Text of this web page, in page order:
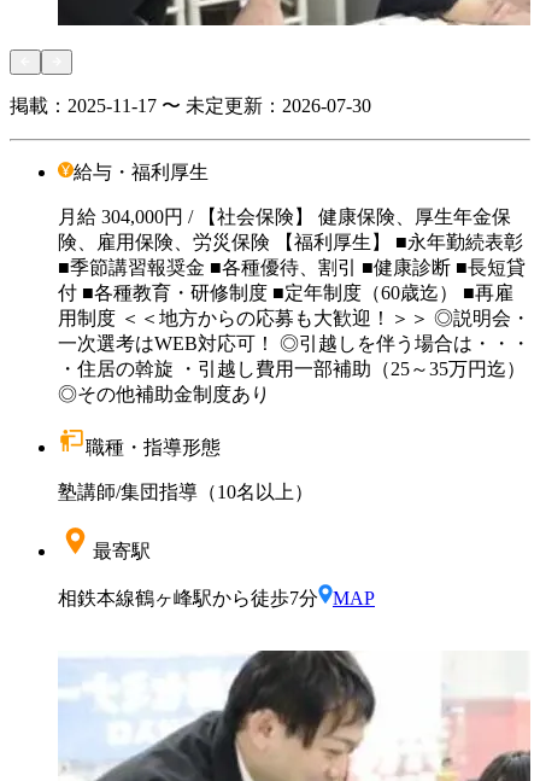
掲載： 2025-11-17 〜 未定更新： 2026-07-30
給与・福利厚生
月給 304,000円 / 【社会保険】 健康保険、厚生年金保
険、雇用保険、労災保険 【福利厚生】 ■永年勤続表彰
■季節講習報奨金 ■各種優待、割引 ■健康診断 ■長短貸
付 ■各種教育・研修制度 ■定年制度（60歳迄） ■再雇
用制度 ＜＜地方からの応募も大歓迎！＞＞ ◎説明会・
一次選考はWEB対応可！ ◎引越しを伴う場合は・・・
・住居の斡旋 ・引越し費用一部補助（25～35万円迄）
◎その他補助金制度あり
職種・指導形態
塾講師/集団指導（10名以上）
最寄駅
相鉄本線鶴ヶ峰駅から徒歩7分 MAP